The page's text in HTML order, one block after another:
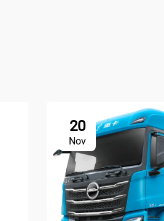
20
Nov